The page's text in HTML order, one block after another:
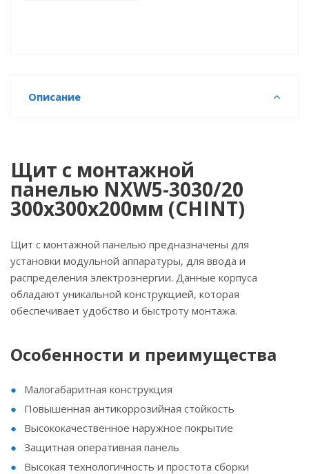
Описание
Щит с монтажной
панелью NXW5-3030/20
300х300х200мм (CHINT)
Щит с монтажной панелью предназначены для
установки модульной аппаратуры, для ввода и
распределения электроэнергии. Данные корпуса
обладают уникальной конструкцией, которая
обеспечивает удобство и быстроту монтажа.
Особенности и преимущества
Малогабаритная конструкция
Повышенная антикоррозийная стойкость
Высококачественное наружное покрытие
Защитная оперативная панель
Высокая технологичность и простота сборки